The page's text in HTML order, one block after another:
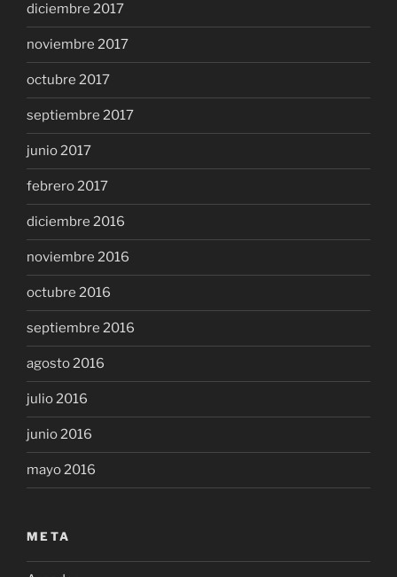
diciembre 2017
noviembre 2017
octubre 2017
septiembre 2017
junio 2017
febrero 2017
diciembre 2016
noviembre 2016
octubre 2016
septiembre 2016
agosto 2016
julio 2016
junio 2016
mayo 2016
META